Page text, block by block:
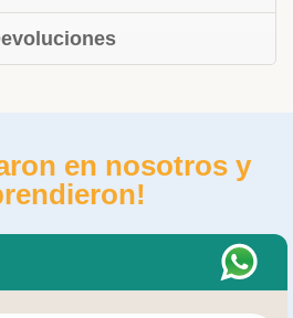
en nosotros y